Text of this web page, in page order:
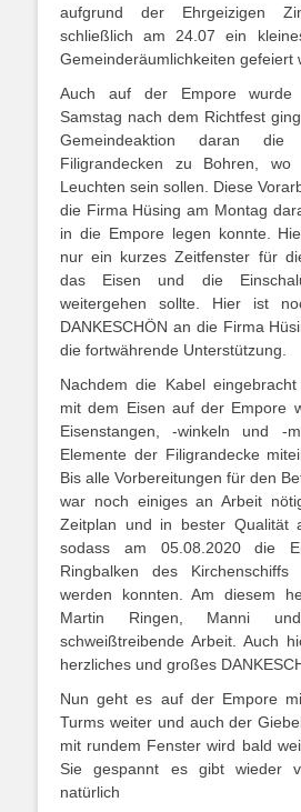
aufgrund der Ehrgeizigen
schließlich am 24.07 ein
Gemeinderäumlichkeiten gefeiert
Auch auf der Empore wurde
Samstag nach dem Richtfest
Gemeindeaktion daran
Filigrandecken zu Bohren,
Leuchten sein sollen. Diese
die Firma Hüsing am Montag
in die Empore legen konnte.
nur ein kurzes Zeitfenster für
das Eisen und die
weitergehen sollte. Hier ist
DANKESCHÖN an die Firma
die fortwährende Unterstützung.
Nachdem die Kabel
mit dem Eisen auf der Empore
Eisenstangen, -winkeln und -
Elemente der Filigrandecke
Bis alle Vorbereitungen für den
war noch einiges an Arbeit
Zeitplan und in bester Qualität
sodass am 05.08.2020 die
Ringbalken des
werden konnten. Am diesem
Martin Ringen, Manni
schweißtreibende Arbeit. Auch
herzliches und großes
Nun geht es auf der Empore
Turms weiter und auch der
mit rundem Fenster wird bald
Sie gespannt es gibt wieder
natürlich